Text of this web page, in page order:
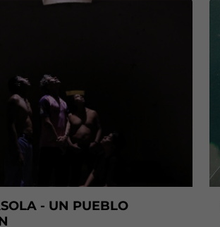
- UN PUEBLO